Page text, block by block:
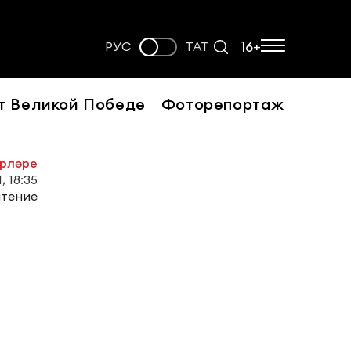
РУС ТАТ 16+
Великой Победе Фоторепортаж
18:35